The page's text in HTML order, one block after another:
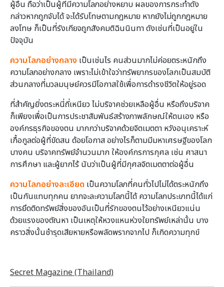
ผู้อื่น ถือว่าเป็นผู้ที่มีความโลภอย่างหยาบ ผลของการกระทำดัง
กล่าวหากถูกจับได้ จะได้รับโทษตามกฎหมาย หากยังไม่ถูกกฎหมาย
ลงโทษ ก็เป็นที่รังเกียจถูกสังคมติฉินนินทา ดังเช่นที่เป็นอยู่ใน
ปัจจุบัน
ความโลภอย่างกลาง เป็นเช่นไร คนส่วนมากไม่ค่อยตระหนักถึง
ความโลภอย่างกลาง เพราะไม่เข้าใจว่าทรัพยากรของโลกเป็นสมบัติ
ส่วนกลางที่มวลมนุษย์ควรมีโอกาสใช้เพื่อการดำรงชีวิตให้อยู่รอด
ที่สำคัญยิ่งตระหนี่ถี่เหนียว ไม่บริจาคช่วยเหลือผู้อื่น หรือถึงบริจาค
ก็เพียงเพื่อเป็นการประชาสัมพันธ์สร้างภาพลักษณ์ให้ตนเอง หรือ
องค์กรธุรกิจของตน มากกว่าบริจาคด้วยจิตเมตตา หวังอนุเคราะห์
เกื้อกูลต่อผู้ที่ขัดสน ด้อยโอกาส อย่างไรก็ตามมีมหาเศรษฐีของโลก
บางคน บริจาคทรัพย์จำนวนมาก ให้องค์กรการกุศล เช่น ศาสนา
การศึกษา และผู้ยากไร้ นับว่าเป็นผู้ที่มีกุศลจิตเมตตาต่อผู้อื่น
ความโลภอย่างละเอียด เป็นความโลภที่คนทั่วไปไม่ได้ตระหนักถึง
เป็นกันแทบทุกคน ยากจะละความโลภนี้ได้ ความโลภประเภทนี้ได้แก่
การยึดติดทรัพย์สิ่งของอันเป็นที่รักของตนไว้อย่างเหนียวแน่น
ด้วยแรงของตัณหา เป็นเหตุให้หวงแหนห่วงใยทรัพย์เหล่านั้น บาง
คราวสิ่งนั้นชำรุดเสียหายหรือพลัดพรากจากไป ก็เกิดความทุกข์
Secret Magazine (Thailand)